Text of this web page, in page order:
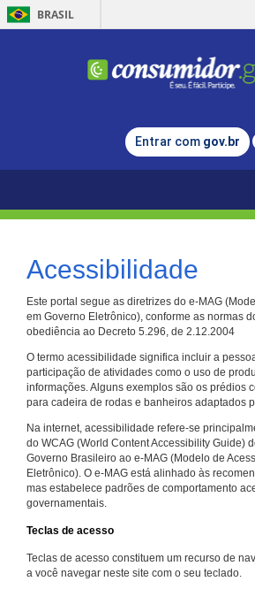
BRASIL
Entrar com gov.br
Acessibilidade
Este portal segue as diretrizes do e-MAG
em Governo Eletrônico), conforme as normas
obediência ao Decreto 5.296, de 2.12.2004
O termo acessibilidade significa incluir a
participação de atividades como o uso de
informações. Alguns exemplos são os prédios
para cadeira de rodas e banheiros adaptados
Na internet, acessibilidade refere-se
do WCAG (World Content Accessibility Guide)
Governo Brasileiro ao e-MAG (Modelo de
Eletrônico). O e-MAG está alinhado às
mas estabelece padrões de comportamento
governamentais.
Teclas de acesso
Teclas de acesso constituem um recurso de
a você navegar neste site com o seu teclado.